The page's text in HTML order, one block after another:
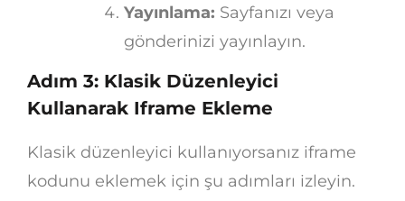
Yayınlama: Sayfanızı veya
gönderinizi yayınlayın.
Adım 3: Klasik Düzenleyici
Kullanarak Iframe Ekleme
Klasik düzenleyici kullanıyorsanız iframe
kodunu eklemek için şu adımları izleyin.